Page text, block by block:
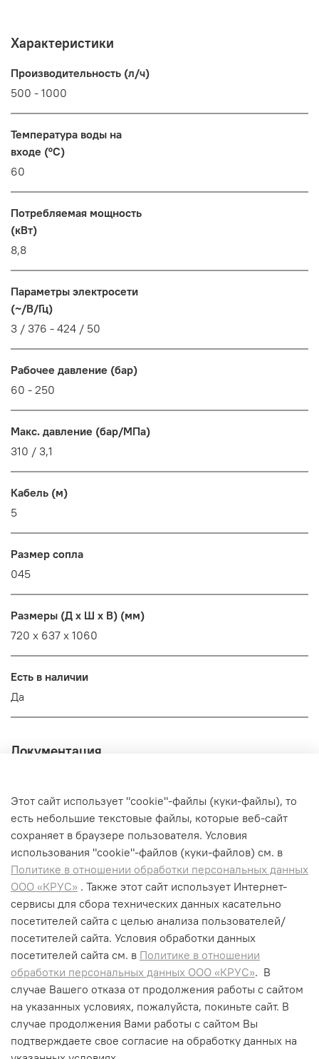
Характеристики
Производительность (л/ч)
500 - 1000
Температура воды на
входе (°C)
60
Потребляемая мощность
(кВт)
8,8
Параметры электросети
(~/В/Гц)
3 / 376 - 424 / 50
Рабочее давление (бар)
60 - 250
Макс. давление (бар/МПа)
310 / 3,1
Кабель (м)
5
Размер сопла
045
Размеры (Д х Ш х В) (мм)
720 x 637 x 1060
Есть в наличии
Да
Документация
Инструкция по эксплуатации
+7 (495) 662-99-75
info@krus-group.ru
Этот сайт использует "cookie"-файлы (куки-файлы), то
есть небольшие текстовые файлы, которые веб-сайт
сохраняет в браузере пользователя. Условия
использования "cookiе"-файлов (куки-файлов) см. в
Политике в отношении обработки персональных данных
ООО «КРУС» . Также этот сайт использует Интернет-
сервисы для сбора технических данных касательно
посетителей сайта с целью анализа пользователей/
посетителей сайта. Условия обработки данных
посетителей сайта см. в Политике в отношении
обработки персональных данных ООО «КРУС». В
случае Вашего отказа от продолжения работы с сайтом
на указанных условиях, пожалуйста, покиньте сайт. В
случае продолжения Вами работы с сайтом Вы
подтверждаете свое согласие на обработку данных на